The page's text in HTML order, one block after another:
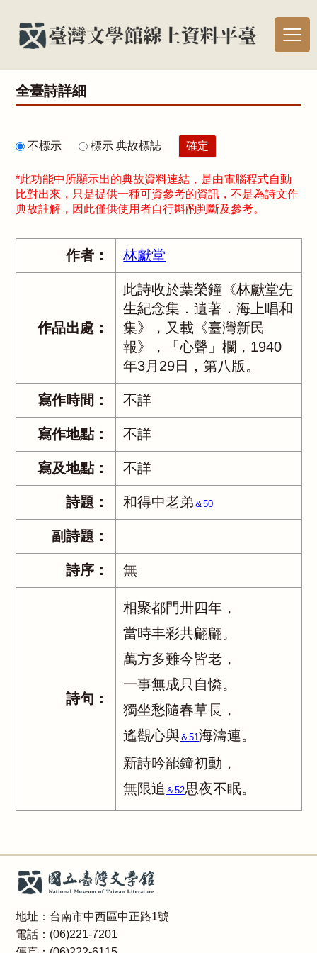
全臺詩詳細
不標示 標示 典故標誌
*此功能中所顯示出的典故資料連結，是由電腦程式自動
比對出來，只是提供一種可資參考的資訊，不是為詩文作
典故註解，因此僅供使用者自行斟酌判斷及參考。
作者： 林獻堂
作品出處：
此詩收於葉榮鐘《林獻堂先
生紀念集．遺著．海上唱和
集》，又載《臺灣新民
報》，「心聲」欄，1940
年3月29日，第八版。
寫作時間： 不詳
寫作地點： 不詳
寫及地點： 不詳
詩題： 和得中老弟 ＆50
副詩題：
詩序： 無
詩句：
相聚都門卅四年，
當時丰彩共翩翩。
萬方多難今皆老，
一事無成只自憐。
獨坐愁隨春草長，
遙觀心與＆51海濤連。
新詩吟罷鐘初動，
無限追 ＆52思夜不眠。
地址：台南市中西區中正路1號
電話：(06)221-7201